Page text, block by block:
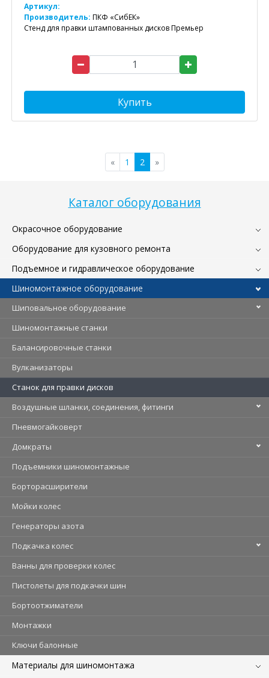
Каталог оборудования
Окрасочное оборудование
Оборудование для кузовного ремонта
Подъемное и гидравлическое оборудование
Шиномонтажное оборудование
Шиповальное оборудование
Шиномонтажные станки
Балансировочные станки
Вулканизаторы
Станок для правки дисков
Воздушные шланки, соединения, фитинги
Пневмогайковерт
Домкраты
Подъемники шиномонтажные
Борторасширители
Мойки колес
Генераторы азота
Подкачка колес
Ванны для проверки колес
Пистолеты для подкачки шин
Бортоотжиматели
Монтажки
Ключи балонные
Материалы для шиномонтажа
Артикул:
Производитель: ПКФ «СибЕК»
Стенд для правки штампованных дисков Премьер
Купить
« 1 2 »